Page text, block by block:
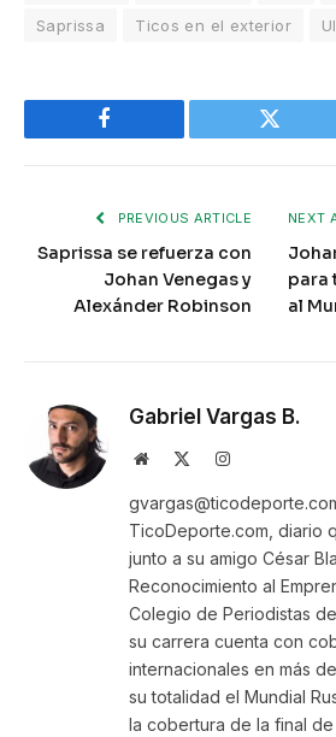
Saprissa
Ticos en el exterior
Facebook Twitter
PREVIOUS ARTICLE
Saprissa se refuerza con
Johan Venegas y
Alexánder Robinson
NEXT
para
al
Gabriel Vargas B.
Website Instagram
TicoDeporte.com, diario
junto a su amigo César
Reconocimiento al
Colegio de Periodistas
su carrera cuenta con
internacionales en más
su totalidad el Mundial
la cobertura de la final de